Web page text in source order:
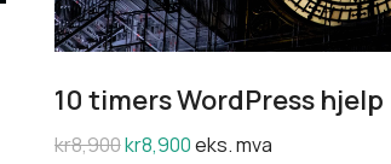
10 timers WordPress hjelp
kr8,900kr8,900eks. mva